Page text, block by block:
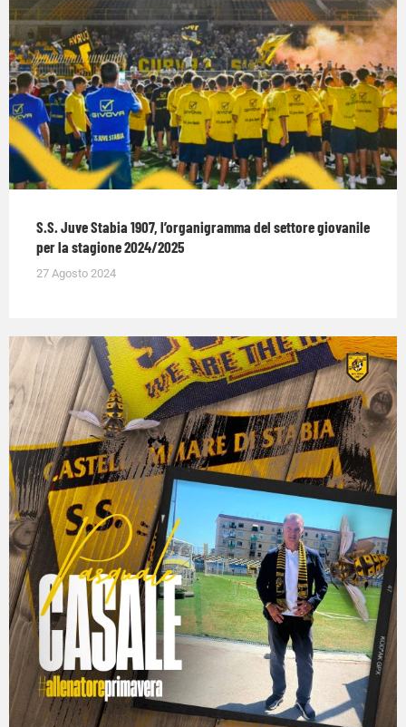
S.S. Juve Stabia 1907, l’organigramma del settore giovanile
per la stagione 2024/2025
27 Agosto 2024